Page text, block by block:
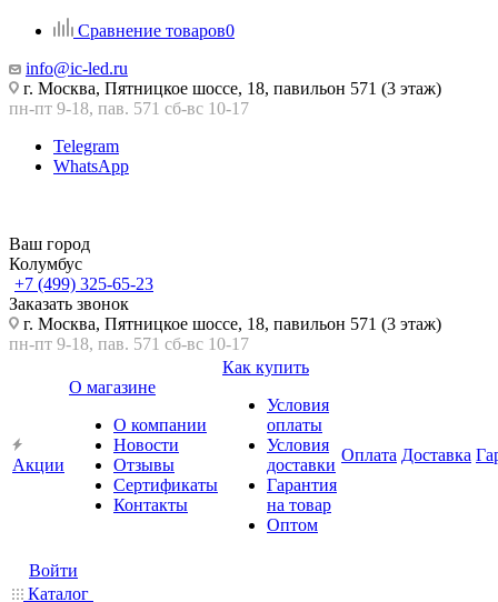
Сравнение товаров0
info@ic-led.ru
г. Москва, Пятницкое шоссе, 18, павильон 571 (3 этаж)
пн-пт 9-18, пав. 571 сб-вс 10-17
Telegram
WhatsApp
Ваш город
Колумбус
+7 (499) 325-65-23
Заказать звонок
г. Москва, Пятницкое шоссе, 18, павильон 571 (3 этаж)
пн-пт 9-18, пав. 571 сб-вс 10-17
Акции
О магазине
О компании
Новости
Отзывы
Сертификаты
Контакты
Как купить
Условия
оплаты
Условия
доставки
Гарантия
на товар
Оптом
Оплата Доставка
Войти
Каталог